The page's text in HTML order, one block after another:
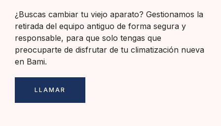
¿Buscas cambiar tu viejo aparato? Gestionamos la
retirada del equipo antiguo de forma segura y
responsable, para que solo tengas que
preocuparte de disfrutar de tu climatización nueva
en Bami.
LLAMAR